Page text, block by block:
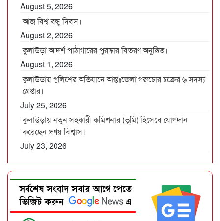
August 5, 2026
আজ বিশ্ব বন্ধু দিবস।
August 2, 2026
কুলাউড়া আদর্শ পাঠাগারের পুরস্কার বিতরণ অনুষ্ঠিত।
August 1, 2026
কুলাউড়ায় পুলিশের অভিযানে আন্তঃজেলা গরুচোর চক্রের ৬ সদস্য
গ্রেপ্তার।
July 25, 2026
কুলাউড়ায় নতুন সহকারী কমিশনার (ভূমি) হিসেবে যোগদান
করেছেন প্রণয় বিশ্বাস।
July 23, 2026